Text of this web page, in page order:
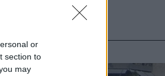
or
section to
may